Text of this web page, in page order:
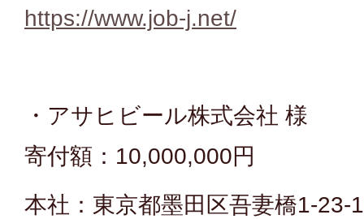
https://www.job-j.net/
・アサヒビール株式会社 様
寄付額：10,000,000円
本社：東京都墨田区吾妻橋1-23-1